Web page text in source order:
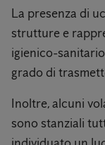
La presenza di
strutture e
igienico-
grado di
Inoltre, alcuni
sono stanziali